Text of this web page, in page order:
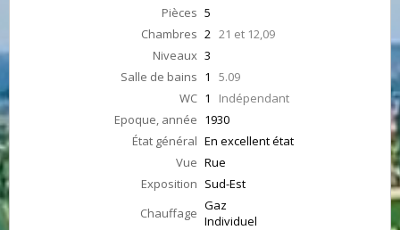
Pièces 5
Chambres 2 21 et 12,09
Niveaux 3
Salle de bains 1 5.09
WC 1 Indépendant
Epoque, année 1930
État général En excellent état
Vue Rue
Exposition Sud-Est
Chauffage Gaz
Individuel